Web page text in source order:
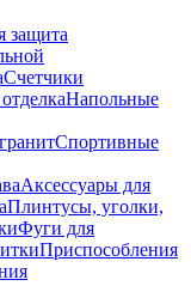
защита
Счетчики
Напольные
Спортивные
Аксессуары для
Плинтусы, уголки,
Фуги для
Приспособления